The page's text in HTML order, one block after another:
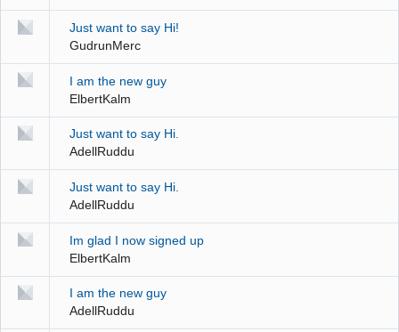
Just want to say Hi!
GudrunMerc
I am the new guy
ElbertKalm
Just want to say Hi.
AdellRuddu
Just want to say Hi.
AdellRuddu
Im glad I now signed up
ElbertKalm
I am the new guy
AdellRuddu